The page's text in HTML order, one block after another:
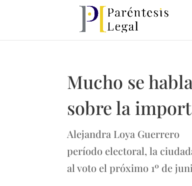
Mucho se
sobre la
Alejandra Loya Guerrero
período electoral, la
al voto el próximo 1º de